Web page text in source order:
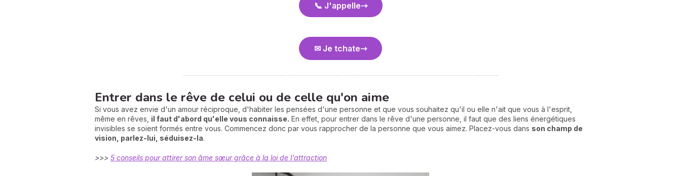
📞 J'appelle
✉ Je tchate
Entrer dans le rêve de celui ou de celle qu'on aime
Si vous avez envie d'un amour réciproque, d'habiter les pensées d'une personne et que vous souhaitez qu'il ou elle n'ait que vous à l'esprit,
même en rêves, il faut d'abord qu'elle vous connaisse. En effet, pour entrer dans le rêve d'une personne, il faut que des liens énergétiques
invisibles se soient formés entre vous. Commencez donc par vous rapprocher de la personne que vous aimez. Placez-vous dans son champ de
vision, parlez-lui, séduisez-la.
>>> 5 conseils pour attirer son âme sœur grâce à la loi de l'attraction